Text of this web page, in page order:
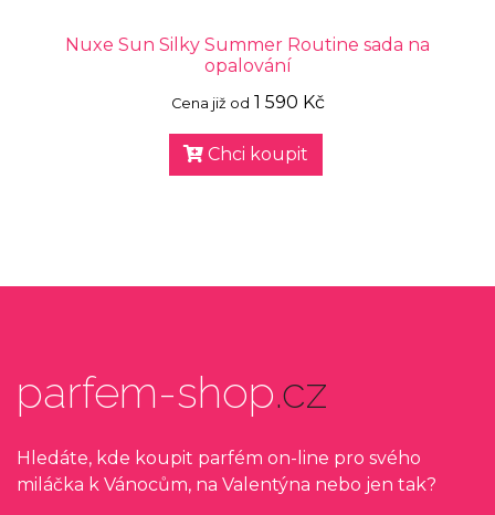
Nuxe Sun Silky Summer Routine sada na
opalování
Cena již od 1 590 Kč
Chci koupit
parfem-shop.cz
Hledáte, kde koupit parfém on-line pro svého
miláčka k Vánocům, na Valentýna nebo jen tak?